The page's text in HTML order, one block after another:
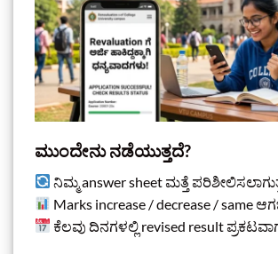
ಮುಂದೇನು ನಡೆಯುತ್ತದೆ?
ನಿಮ್ಮ answer sheet ಮತ್ತೆ
Marks increase / decrease / same
ಕೆಲವು ದಿನಗಳಲ್ಲಿ revised result